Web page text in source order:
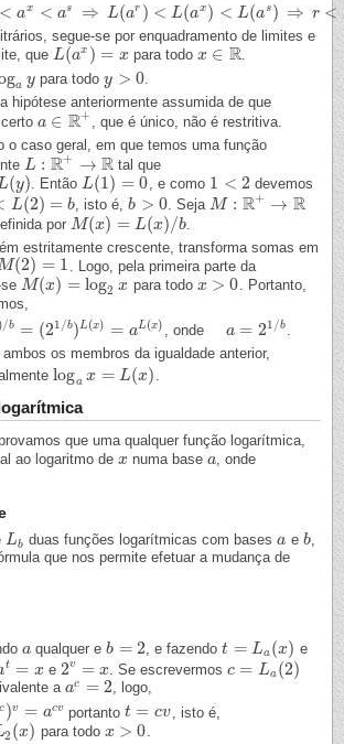
< ax < as ⇒ L(ar ) < L(ax ) < L(as ) ⇒ r <
L(a r)< (a x)< (as ⇒r<L a x)<s
segue-se por enquadramento de limites e
que L(ax ) = x
L(ax)=x para todo x ∈ R
x∈R
a y para todoy > 0
y>0
hipótese anteriormente assumida de que
a ∈ R+
a∈R +
, que é único, não é restritiva.
o caso geral, em que temos uma função
L : R+ → R
L: R +→ tal que
L(y) . Então L(1) = 0
L(1)= 0 , e como 1 < 2
1 <2
devemos
L(2) = b
b , isto é,b > 0
b >0 . Seja M : R+ → R
M: R +→R
por M(x) = L(x)/b
M(x)=L (x) /b
.
estritamente crescente, transforma somas em
(2) = 1
(2)=1
. Logo, pela primeira parte da
M(x) = log2 x
M(x)=log2 x para todo x > 0
x>0
. Portanto,
/b = (21/b)L (x) = aL (x)
1 /b )L( x)=a L(x) , onde a = 21/b
21 /b
ambos os membros da igualdade anterior,
loga x = L(x)
logax= L(x ) .
que uma qualquer função logarítmica,
ao logaritmo de x
x numa basea
a, onde
Lb
Lb duas funções logarítmicas com basesa
a e b
b,
que nos permite efetuar a mudança de
a
a qualquer eb = 2
b =2 , e fazendot = La (x)
t=La (x) e
t = x
t=x e 2v = x
2v =x . Se escrevermosc = La (2)
c =La(2)
a ac = 2
ac =2 , logo,
c )v = acv portanto t = cv
t=cv , isto é,
2 (x) para todo x > 0
x>0
.